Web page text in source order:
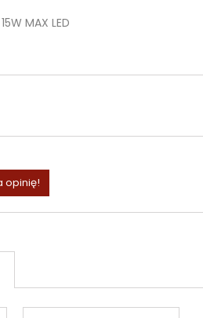
15W MAX LED
opinię!